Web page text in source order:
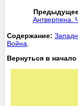
Антверпена.
Cодержание:
Война
Вернуться в